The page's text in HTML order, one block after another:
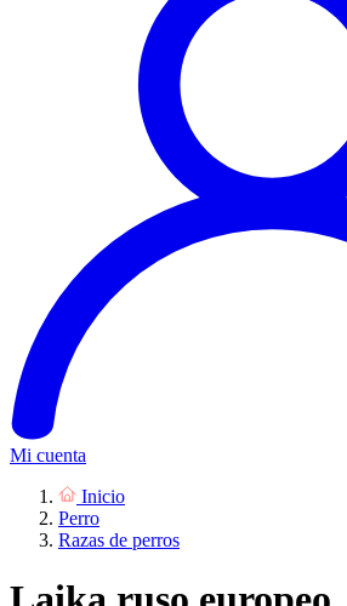
Mi cuenta
Inicio
Perro
Razas de perros